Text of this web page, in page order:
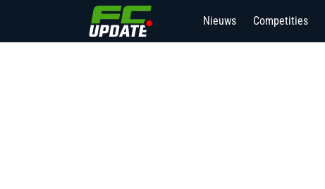
Nieuws Competities